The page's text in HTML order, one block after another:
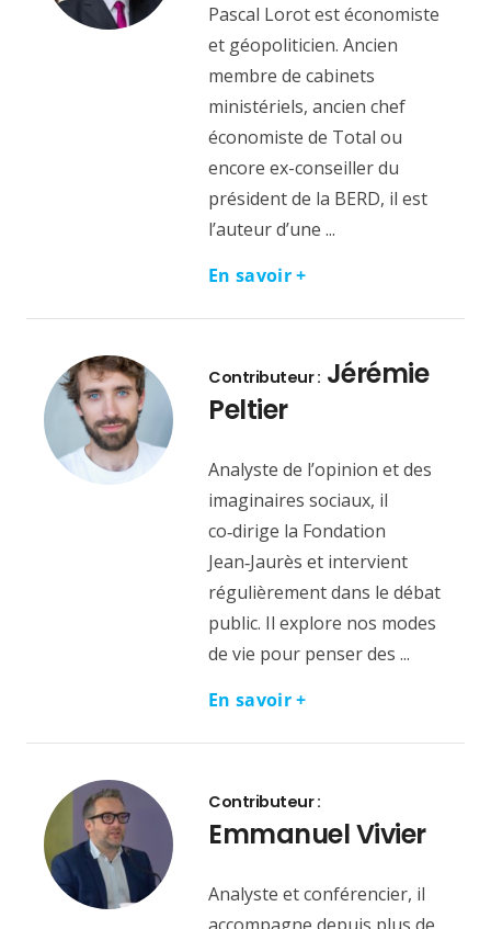
Pascal Lorot est économiste
et géopoliticien. Ancien
membre de cabinets
ministériels, ancien chef
économiste de Total ou
encore ex-conseiller du
président de la BERD, il est
l’auteur d’une ...
En savoir +
Contributeur : Jérémie
Peltier
Analyste de l’opinion et des
imaginaires sociaux, il
co‑dirige la Fondation
Jean‑Jaurès et intervient
régulièrement dans le débat
public. Il explore nos modes
de vie pour penser des ...
En savoir +
Contributeur :
Emmanuel Vivier
Analyste et conférencier, il
accompagne depuis plus de